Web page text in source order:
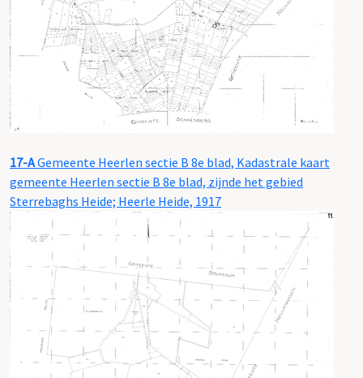
17-AGemeente Heerlen sectie B 8e blad, Kadastrale kaart
gemeente Heerlen sectie B 8e blad, zijnde het gebied
Sterrebaghs Heide; Heerle Heide, 1917